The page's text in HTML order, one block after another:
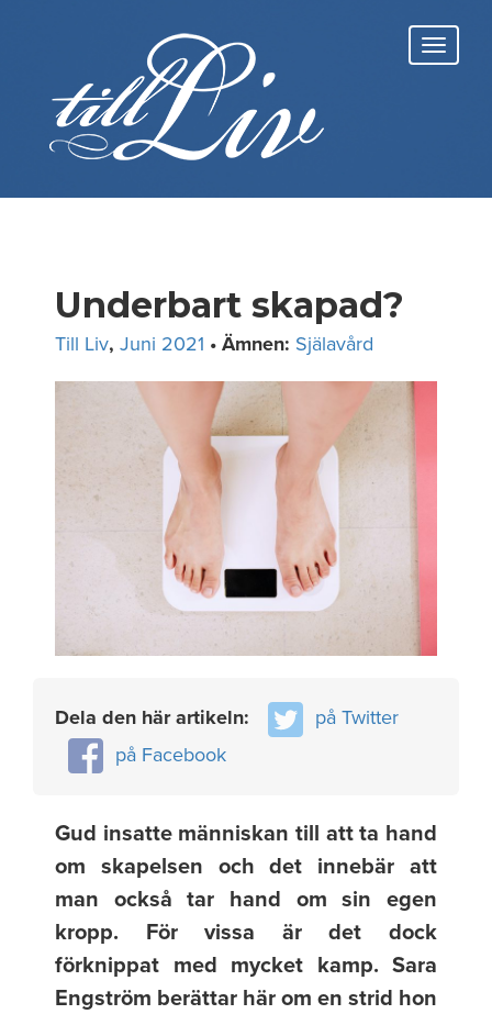
Underbart skapad?
Till Liv, Juni 2021 • Ämnen: Själavård
Dela den här artikeln:
på Twitter
på Facebook
Gud insatte människan till att ta hand
om skapelsen och det innebär att
man också tar hand om sin egen
kropp. För vissa är det dock
förknippat med mycket kamp. Sara
Engström berättar här om en strid hon